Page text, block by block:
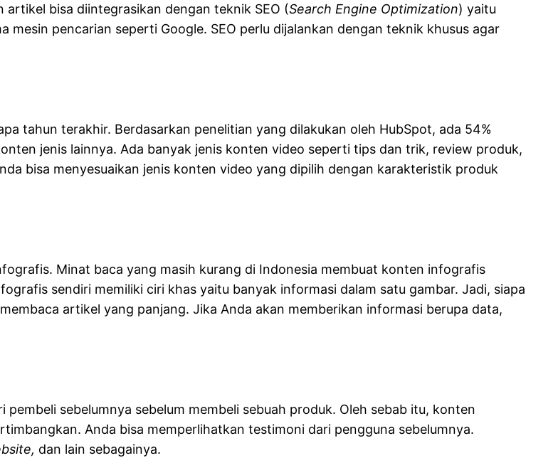
artikel bisa diintegrasikan dengan teknik SEO (Search Engine Optimization) yaitu
pencarian seperti Google. SEO perlu dijalankan dengan teknik khusus agar
tahun terakhir. Berdasarkan penelitian yang dilakukan oleh HubSpot, ada 54%
jenis lainnya. Ada banyak jenis konten video seperti tips dan trik, review produk,
bisa menyesuaikan jenis konten video yang dipilih dengan karakteristik produk
Minat baca yang masih kurang di Indonesia membuat konten infografis
sendiri memiliki ciri khas yaitu banyak informasi dalam satu gambar. Jadi, siapa
artikel yang panjang. Jika Anda akan memberikan informasi berupa data,
sebelumnya sebelum membeli sebuah produk. Oleh sebab itu, konten
Anda bisa memperlihatkan testimoni dari pengguna sebelumnya.
dan lain sebagainya.